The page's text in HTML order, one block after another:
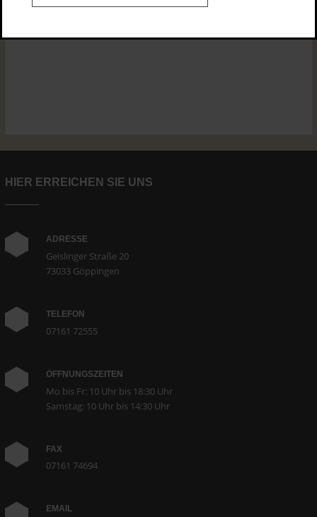
DETAILS ...
HIER ERREICHEN SIE UNS
ADRESSE
Geislinger Straße 20
73033 Göppingen
TELEFON
07161 72555
ÖFFNUNGSZEITEN
Mo bis Fr: 10 Uhr bis 18:30 Uhr
Samstag: 10 Uhr bis 14:30 Uhr
FAX
07161 74694
EMAIL